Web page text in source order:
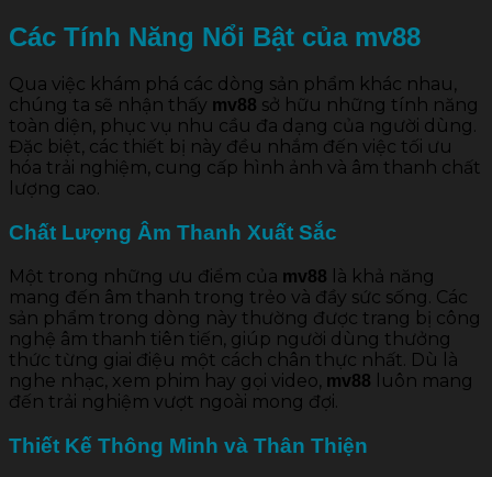
Các Tính Năng Nổi Bật của mv88
Qua việc khám phá các dòng sản phẩm khác nhau,
chúng ta sẽ nhận thấy mv88 sở hữu những tính năng
toàn diện, phục vụ nhu cầu đa dạng của người dùng.
Đặc biệt, các thiết bị này đều nhắm đến việc tối ưu
hóa trải nghiệm, cung cấp hình ảnh và âm thanh chất
lượng cao.
Chất Lượng Âm Thanh Xuất Sắc
Một trong những ưu điểm của mv88
là khả năng
mang đến âm thanh trong trẻo và đầy sức sống. Các
sản phẩm trong dòng này thường được trang bị công
nghệ âm thanh tiên tiến, giúp người dùng thưởng
thức từng giai điệu một cách chân thực nhất. Dù là
nghe nhạc, xem phim hay gọi video, mv88
luôn mang
đến trải nghiệm vượt ngoài mong đợi.
Thiết Kế Thông Minh và Thân Thiện